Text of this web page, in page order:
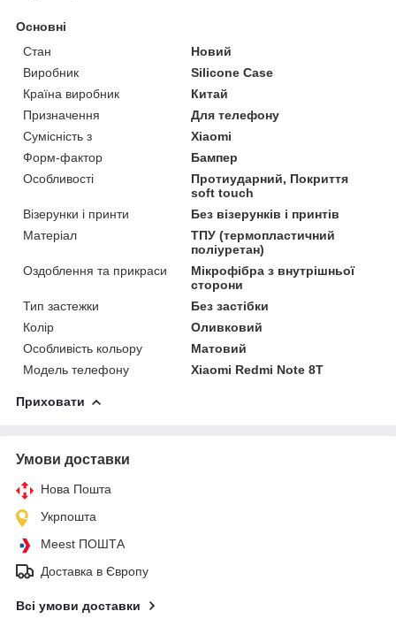
Основні
Стан
Новий
Виробник
Silicone Case
Країна виробник
Китай
Призначення
Для телефону
Сумісність з
Xiaomi
Форм-фактор
Бампер
Особливості
Протиударний, Покриття
soft touch
Візерунки і принти
Без візерунків і принтів
Матеріал
ТПУ (термопластичний
поліуретан)
Оздоблення та прикраси
Мікрофібра з внутрішньої
сторони
Тип застежки
Без застібки
Колір
Оливковий
Особливість кольору
Матовий
Модель телефону
Xiaomi Redmi Note 8T
Приховати
Умови доставки
Нова Пошта
Укрпошта
Meest ПОШТА
Доставка в Європу
Всі умови доставки